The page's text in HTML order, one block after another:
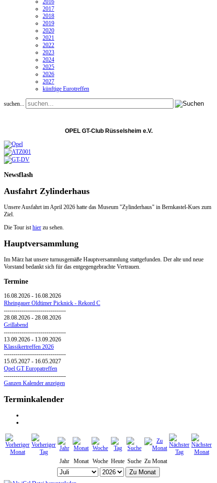
2016
2017
2018
2019
2020
2021
2022
2023
2024
2025
2026
2027
künftige Eurotreffen
suchen...
OPEL GT-Club Rüsselsheim e.V.
Newsflash
Ausfahrt Zylinderhaus
Unsere Ausfahrt im April 2026 hatte das Museum "Zylinderhaus" in Bernkastel-Kues zum
Ziel.
Die Tour isthier zu sehen.
Hauptversammlung
Im März hat unsere turnusgemäße Hauptversammlung stattgefunden. Der alte und neue
Vorstand bedankt sich für das entgegengebrachte Vertrauen.
Termine
16.08.2026 - 16.08.2026
Rheingauer Oldtimer Picknick - Rekord C
--------------------------------
28.08.2026 - 28.08.2026
Grillabend
--------------------------------
13.09.2026 - 13.09.2026
Klassikertreffen 2026
--------------------------------
15.05.2027 - 16.05.2027
Opel GT Europatreffen
--------------------------------
Ganzen Kalender anzeigen
Terminkalender
Jahr Monat Woche Heute Suche Zu Monat
Zu Monat